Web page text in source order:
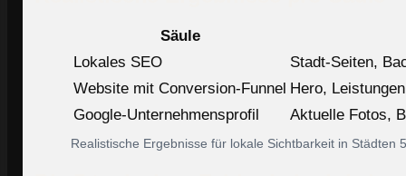
Säule
Lokales SEO
Stadt-Seiten,
Website mit Conversion-Funnel Hero,
Google-Unternehmensprofil
Aktuelle Fotos,
Realistische Ergebnisse für lokale Sichtbarkeit in